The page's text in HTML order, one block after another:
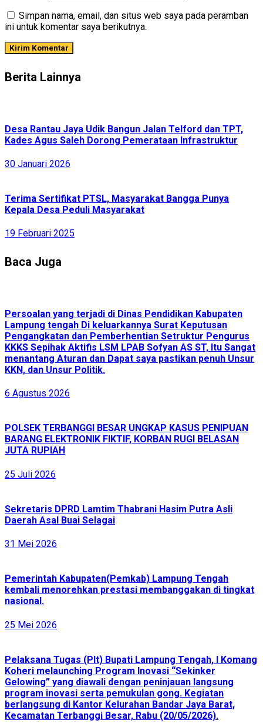
Simpan nama, email, dan situs web saya pada peramban
ini untuk komentar saya berikutnya.
Berita Lainnya
Desa Rantau Jaya Udik Bangun Jalan Telford dan TPT,
Kades Agus Saleh Dorong Pemerataan Infrastruktur
30 Januari 2026
Terima Sertifikat PTSL, Masyarakat Bangga Punya
Kepala Desa Peduli Masyarakat
19 Februari 2025
Baca Juga
Persoalan yang terjadi di Dinas Pendidikan Kabupaten
Lampung tengah Di keluarkannya Surat Keputusan
Pengangkatan dan Pemberhentian Setruktur Pengurus
KKKS Sepihak Aktifis LSM LPAB Sofyan AS ST, Itu Sangat
menantang Aturan dan Dapat saya pastikan penuh Unsur
KKN, dan Unsur Politik.
6 Agustus 2026
POLSEK TERBANGGI BESAR UNGKAP KASUS PENIPUAN
BARANG ELEKTRONIK FIKTIF, KORBAN RUGI BELASAN
JUTA RUPIAH
25 Juli 2026
Sekretaris DPRD Lamtim Thabrani Hasim Putra Asli
Daerah Asal Buai Selagai
31 Mei 2026
Pemerintah Kabupaten(Pemkab) Lampung Tengah
kembali menorehkan prestasi membanggakan di tingkat
nasional.
25 Mei 2026
Pelaksana Tugas (Plt) Bupati Lampung Tengah, I Komang
Koheri melaunching Program Inovasi “Sekinker
Gelowing” yang diawali dengan peninjauan langsung
program inovasi serta pemukulan gong. Kegiatan
berlangsung di Kantor Kelurahan Bandar Jaya Barat,
Kecamatan Terbanggi Besar, Rabu (20/05/2026).